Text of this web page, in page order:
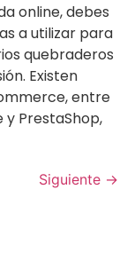
online, debes
a utilizar para
quebraderos
Existen
entre
PrestaShop,
Siguiente →